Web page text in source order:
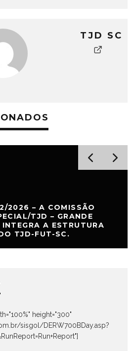
TJD SC
2026 – A COMISSÃO
TJD – GRANDE
A ESTRUTURA
TJD-FUT-SC.
height="300"
sisgol/DERW700BDay.asp?